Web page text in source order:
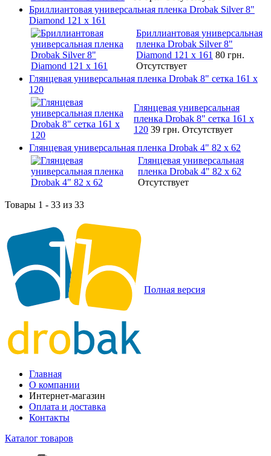
Бриллиантовая универсальная пленка Drobak Silver 8"
Diamond 121 х 161
Бриллиантовая универсальная
пленка Drobak Silver 8"
Diamond 121 х 161 80 грн.
Отсутствует
Глянцевая универсальная пленка Drobak 8" сетка 161 х
120
Глянцевая универсальная
пленка Drobak 8" сетка 161 х
120 39 грн. Отсутствует
Глянцевая универсальная пленка Drobak 4" 82 x 62
Глянцевая универсальная
пленка Drobak 4" 82 x 62
Отсутствует
Товары 1 - 33 из 33
Полная версия
Главная
О компании
Интернет-магазин
Оплата и доставка
Контакты
Каталог товаров